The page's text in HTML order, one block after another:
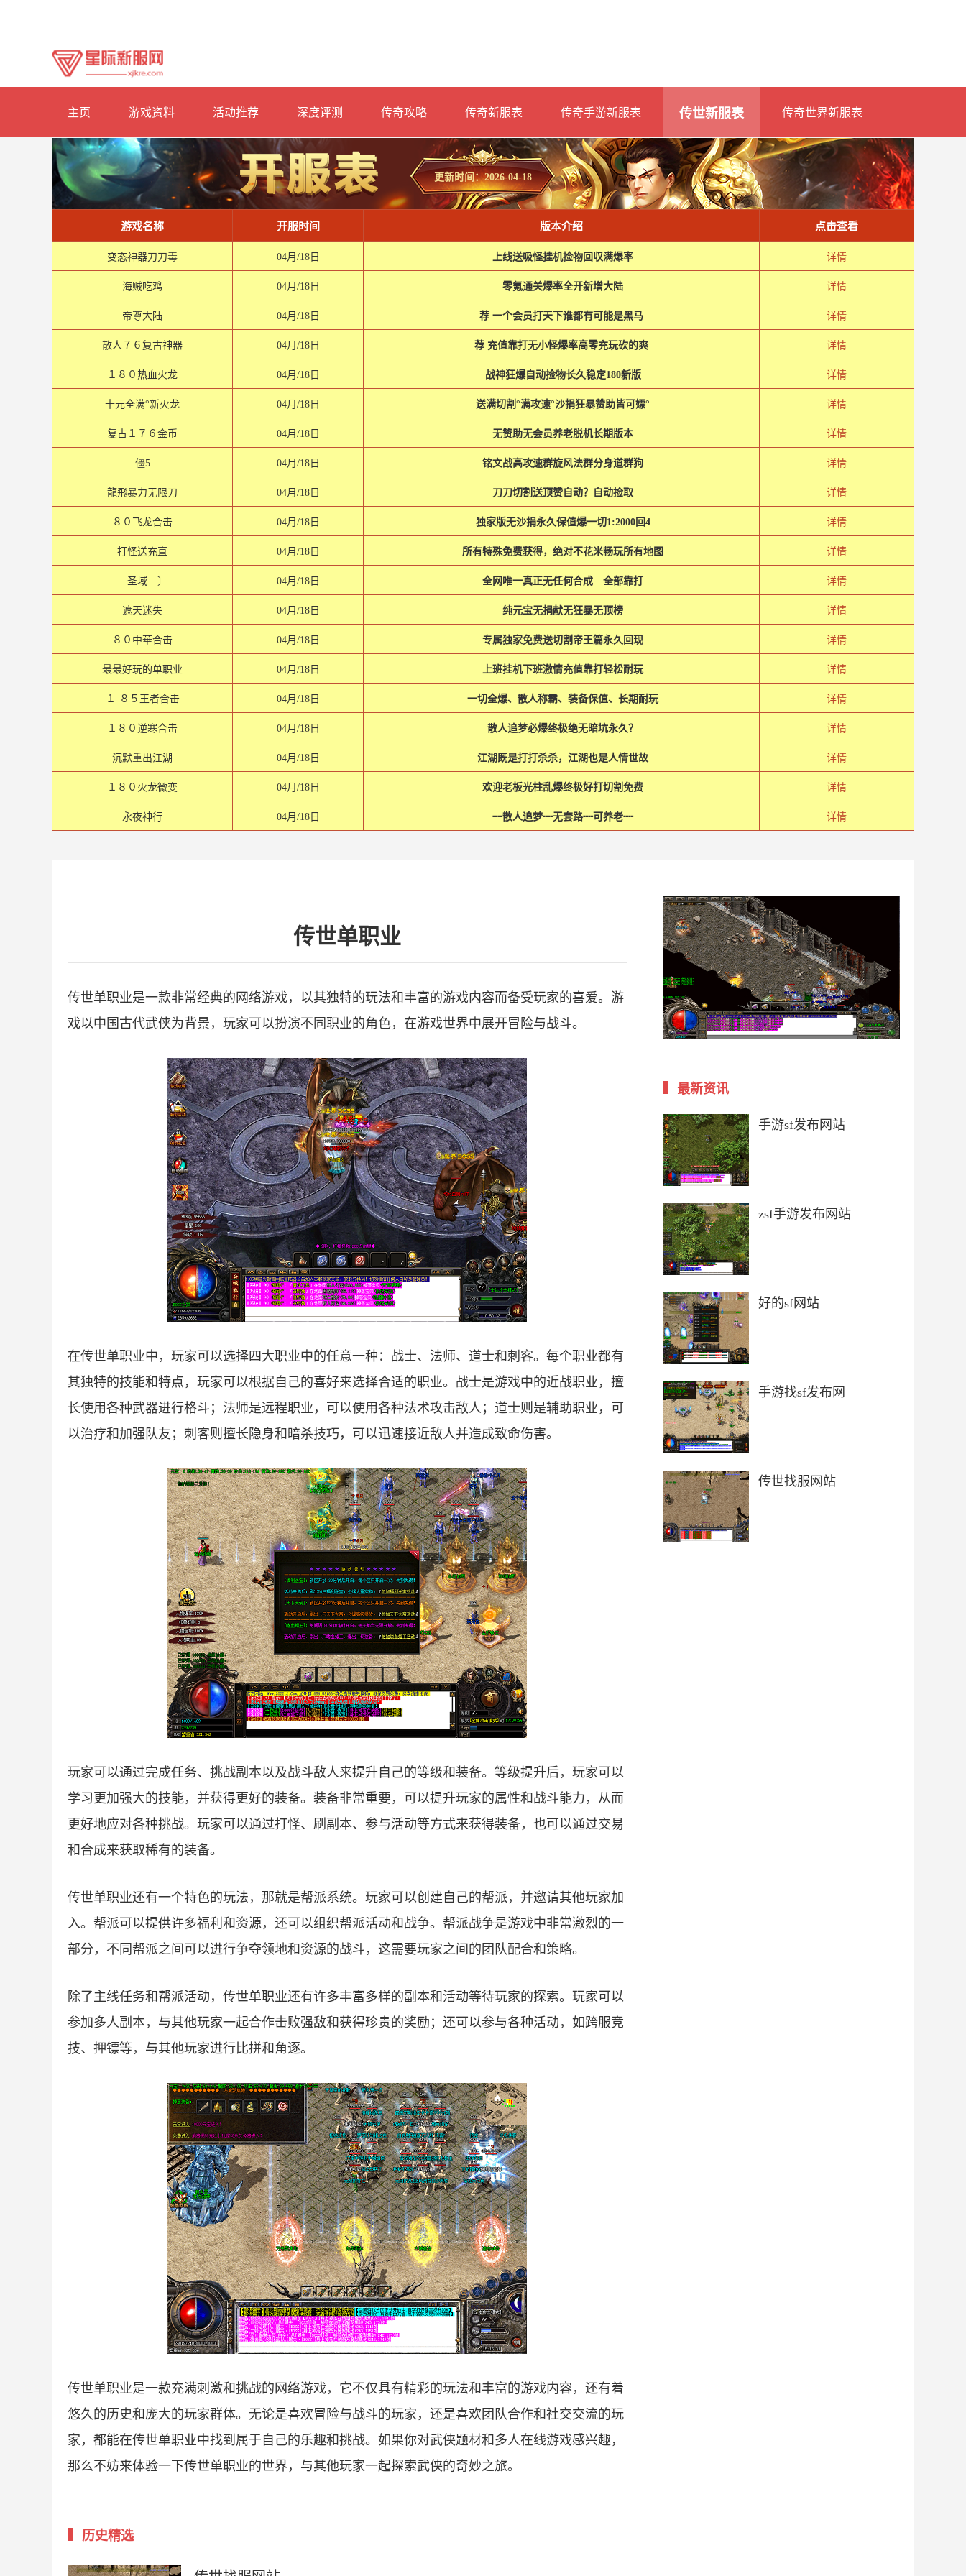
主页 游戏资料 活动推荐 深度评测 传奇攻略 传奇新服表 传奇手游新服表 传世新服表 传奇世界新服表
更新时间：2026-04-18
游戏名称 开服时间 版本介绍 点击查看
变态神器刀刀毒 04月/18日 上线送吸怪挂机捡物回収满爆率 详情
海贼吃鸡 04月/18日 零氪通关爆率全开新增大陆 详情
帝尊大陆 04月/18日 荐 一个会员打天下谁都有可能是黑马 详情
散人７６复古神器 04月/18日 荐 充值靠打无小怪爆率高零充玩砍的爽 详情
１８０热血火龙 04月/18日 战神狂爆自动捡物长久稳定180新版 详情
十元全满°新火龙 04月/18日 送满切割°满攻速°沙捐狂暴赞助皆可嫖° 详情
复古１７６金币 04月/18日 无赞助无会员养老脱机长期版本 详情
僵5 04月/18日 铭文战高攻速群旋风法群分身道群狗 详情
龍飛暴力无限刀 04月/18日 刀刀切割送顶赞自动？自动捡取 详情
８０飞龙合击 04月/18日 独家版无沙捐永久保值爆一切1:2000回4 详情
打怪送充直 04月/18日 所有特殊免费获得，绝对不花米畅玩所有地图 详情
圣域 〕 04月/18日 全网唯一真正无任何合成 全部靠打 详情
遮天迷失 04月/18日 纯元宝无捐献无狂暴无顶榜 详情
８０中華合击 04月/18日 专属独家免费送切割帝王篇永久回现 详情
最最好玩的单职业 04月/18日 上班挂机下班激情充值靠打轻松耐玩 详情
１·８５王者合击 04月/18日 一切全爆、散人称霸、装备保值、长期耐玩 详情
１８０逆寒合击 04月/18日 散人追梦必爆终极绝无暗坑永久？ 详情
沉默重出江湖 04月/18日 江湖既是打打杀杀，江湖也是人情世故 详情
１８０火龙微变 04月/18日 欢迎老板光柱乱爆终极好打切割免费 详情
永夜神行 04月/18日 ┉散人追梦┉无套路┉可养老┉ 详情
传世单职业
传世单职业是一款非常经典的网络游戏，以其独特的玩法和丰富的游戏内容而备受玩家的喜爱。游
戏以中国古代武侠为背景，玩家可以扮演不同职业的角色，在游戏世界中展开冒险与战斗。
在传世单职业中，玩家可以选择四大职业中的任意一种：战士、法师、道士和刺客。每个职业都有
其独特的技能和特点，玩家可以根据自己的喜好来选择合适的职业。战士是游戏中的近战职业，擅
长使用各种武器进行格斗；法师是远程职业，可以使用各种法术攻击敌人；道士则是辅助职业，可
以治疗和加强队友；刺客则擅长隐身和暗杀技巧，可以迅速接近敌人并造成致命伤害。
玩家可以通过完成任务、挑战副本以及战斗敌人来提升自己的等级和装备。等级提升后，玩家可以
学习更加强大的技能，并获得更好的装备。装备非常重要，可以提升玩家的属性和战斗能力，从而
更好地应对各种挑战。玩家可以通过打怪、刷副本、参与活动等方式来获得装备，也可以通过交易
和合成来获取稀有的装备。
传世单职业还有一个特色的玩法，那就是帮派系统。玩家可以创建自己的帮派，并邀请其他玩家加
入。帮派可以提供许多福利和资源，还可以组织帮派活动和战争。帮派战争是游戏中非常激烈的一
部分，不同帮派之间可以进行争夺领地和资源的战斗，这需要玩家之间的团队配合和策略。
除了主线任务和帮派活动，传世单职业还有许多丰富多样的副本和活动等待玩家的探索。玩家可以
参加多人副本，与其他玩家一起合作击败强敌和获得珍贵的奖励；还可以参与各种活动，如跨服竞
技、押镖等，与其他玩家进行比拼和角逐。
传世单职业是一款充满刺激和挑战的网络游戏，它不仅具有精彩的玩法和丰富的游戏内容，还有着
悠久的历史和庞大的玩家群体。无论是喜欢冒险与战斗的玩家，还是喜欢团队合作和社交交流的玩
家，都能在传世单职业中找到属于自己的乐趣和挑战。如果你对武侠题材和多人在线游戏感兴趣，
那么不妨来体验一下传世单职业的世界，与其他玩家一起探索武侠的奇妙之旅。
历史精选
最新资讯
手游sf发布网站
zsf手游发布网站
好的sf网站
手游找sf发布网
传世找服网站